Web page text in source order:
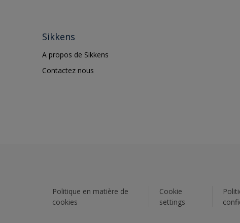
Sikkens
A propos de Sikkens
Contactez nous
Politique en matière de
cookies
Cookie
settings